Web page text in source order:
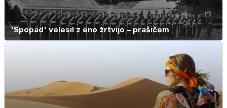
'Spopad' velesil z eno žrtvijo – prašičem